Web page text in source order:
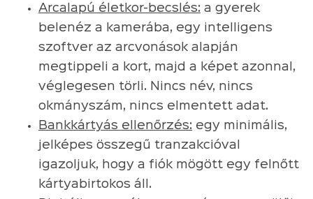
Arcalapú életkor-becslés: a gyerek
belenéz a kamerába, egy intelligens
szoftver az arcvonások alapján
megtippeli a kort, majd a képet azonnal,
véglegesen törli. Nincs név, nincs
okmányszám, nincs elmentett adat.
Bankkártyás ellenőrzés: egy minimális,
jelképes összegű tranzakcióval
igazoljuk, hogy a fiók mögött egy felnőtt
kártyabirtokos áll.